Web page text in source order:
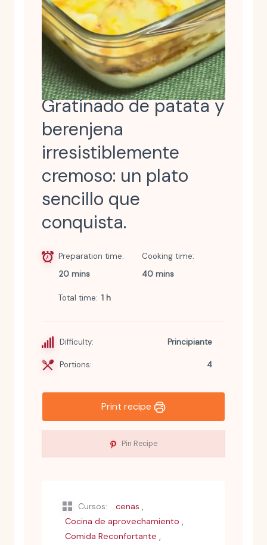
Gratinado de patata y
berenjena
irresistiblemente
cremoso: un plato
sencillo que
conquista.
Preparation time
20 mins
Cooking time
40 mins
Total time 1 h
Difficulty: Principiante
Portions: 4
Print recipe
Pin Recipe
Cursos: cenas ,
Cocina de aprovechamiento ,
Comida Reconfortante ,